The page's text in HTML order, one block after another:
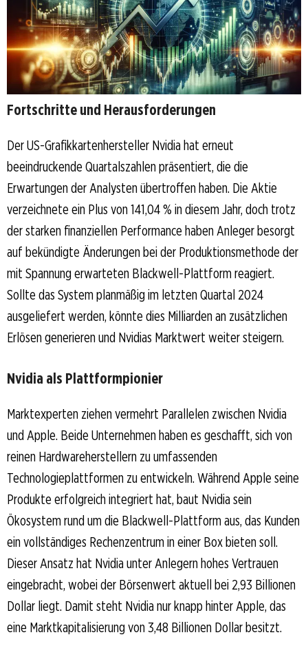
Fortschritte und Herausforderungen
Der US-Grafikkartenhersteller Nvidia hat erneut
beeindruckende Quartalszahlen präsentiert, die die
Erwartungen der Analysten übertroffen haben. Die Aktie
verzeichnete ein Plus von 141,04 % in diesem Jahr, doch trotz
der starken finanziellen Performance haben Anleger besorgt
auf bekündigte Änderungen bei der Produktionsmethode der
mit Spannung erwarteten Blackwell-Plattform reagiert.
Sollte das System planmäßig im letzten Quartal 2024
ausgeliefert werden, könnte dies Milliarden an zusätzlichen
Erlösen generieren und Nvidias Marktwert weiter steigern.
Nvidia als Plattformpionier
Marktexperten ziehen vermehrt Parallelen zwischen Nvidia
und Apple. Beide Unternehmen haben es geschafft, sich von
reinen Hardwareherstellern zu umfassenden
Technologieplattformen zu entwickeln. Während Apple seine
Produkte erfolgreich integriert hat, baut Nvidia sein
Ökosystem rund um die Blackwell-Plattform aus, das Kunden
ein vollständiges Rechenzentrum in einer Box bieten soll.
Dieser Ansatz hat Nvidia unter Anlegern hohes Vertrauen
eingebracht, wobei der Börsenwert aktuell bei 2,93 Billionen
Dollar liegt. Damit steht Nvidia nur knapp hinter Apple, das
eine Marktkapitalisierung von 3,48 Billionen Dollar besitzt.